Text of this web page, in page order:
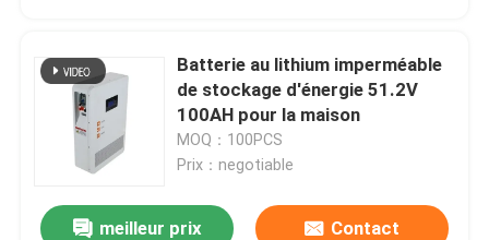
Batterie au lithium imperméable
de stockage d'énergie 51.2V
100AH ​​pour la maison
MOQ：100PCS
Prix：negotiable
meilleur prix Contact